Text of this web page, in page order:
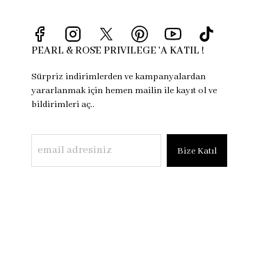
PEARL & ROSE PRIVILEGE 'A KATIL !
Sürpriz indirimlerden ve kampanyalardan
yararlanmak için hemen mailin ile kayıt ol ve
bildirimleri aç..
Bize Katıl